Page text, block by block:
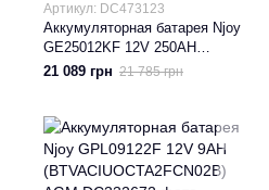
Артикул: DC473123
Аккумуляторная батарея Njoy
GE25012KF 12V 250AH
(BTVGCBEOGHYKFCW01B)
21 089 грн 21 785 грн